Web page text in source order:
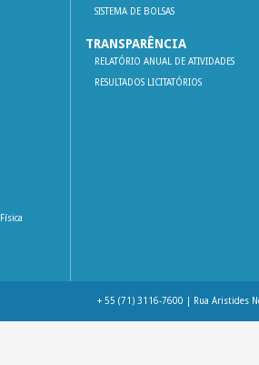
SISTEMA DE BOLSAS
TRANSPARÊNCIA
RELATÓRIO ANUAL DE ATIVIDADES
RESULTADOS LICITATÓRIOS
+ 55 (71) 3116-7600 | Rua Aristides